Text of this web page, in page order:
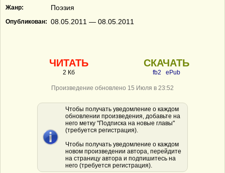
Жанр:
Поэзия
Опубликован: 08.05.2011 — 08.05.2011
ЧИТАТЬ
2 Кб
СКАЧАТЬ
fb2 ePub
Произведение обновлено 15 Июля в 23:52
Чтобы получать уведомление о каждом
обновлении произведения, добавьте на
него метку "Подписка на новые главы"
(требуется регистрация).
Чтобы получать уведомление о каждом
новом произведении автора, перейдите
на страницу автора и подпишитесь на
него (требуется регистрация).